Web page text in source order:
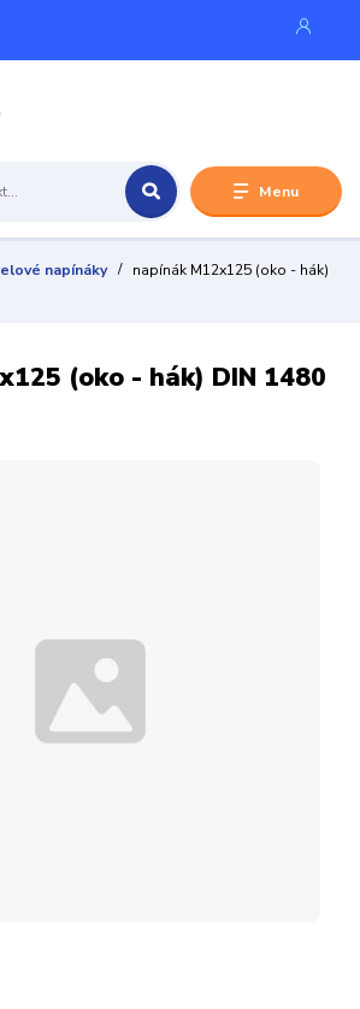
Menu
napínáky
napínák M12x125 (oko - hák)
(oko - hák) DIN 1480